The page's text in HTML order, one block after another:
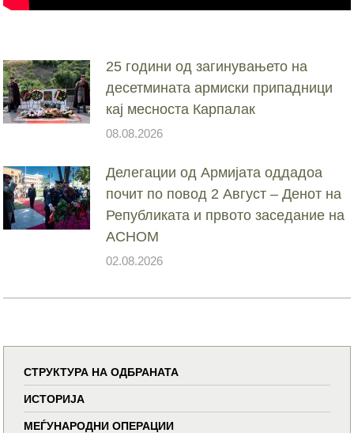
25 години од загинувањето на
десетмината армиски припадници
кај месноста Карпалак
08.08.2026
Делегации од Армијата оддадоа
почит по повод 2 Август – Денот на
Републиката и првото заседание на
АСНОМ
02.08.2026
СТРУКТУРА НА ОДБРАНАТА
ИСТОРИЈА
МЕЃУНАРОДНИ ОПЕРАЦИИ